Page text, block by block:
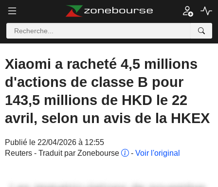
Xiaomi a racheté 4,5 millions
d'actions de classe B pour
143,5 millions de HKD le 22
avril, selon un avis de la HKEX
Publié le 22/04/2026 à 12:55
Reuters - Traduit par Zonebourse
- Voir l'original